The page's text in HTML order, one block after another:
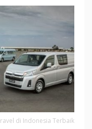
di Indonesia Terbaik